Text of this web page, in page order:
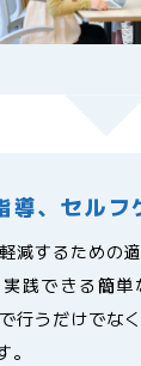
導、セルフ
減するための
践できる簡
行うだけでな